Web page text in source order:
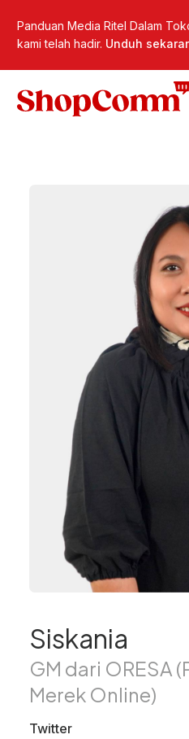
Panduan Media Ritel Dalam
kami telah hadir. Unduh
Siskania
GM dari ORESA
Merek Online)
Twitter